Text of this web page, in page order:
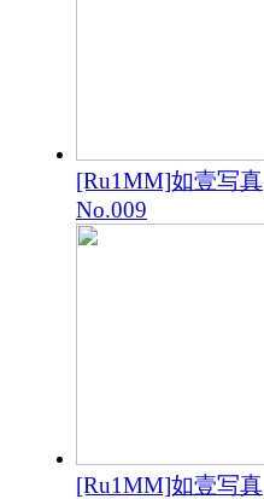
[Ru1MM]如壹写真
No.009
[Ru1MM]如壹写真